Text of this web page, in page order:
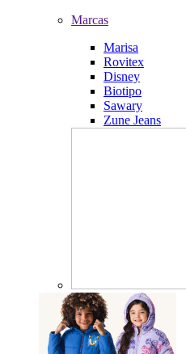
Marcas
Marisa
Rovitex
Disney
Biotipo
Sawary
Zune Jeans